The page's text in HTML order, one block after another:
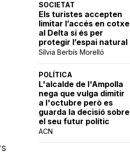
SOCIETAT
Els turistes accepten
limitar l’accés en cotxe
al Delta si és per
protegir l’espai natural
Sílvia Berbís Morelló
POLÍTICA
L'alcalde de l'Ampolla
nega que vulga dimitir
a l'octubre però es
guarda la decisió sobre
el seu futur polític
ACN